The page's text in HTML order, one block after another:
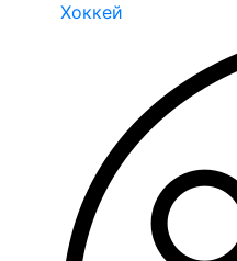
Хоккей